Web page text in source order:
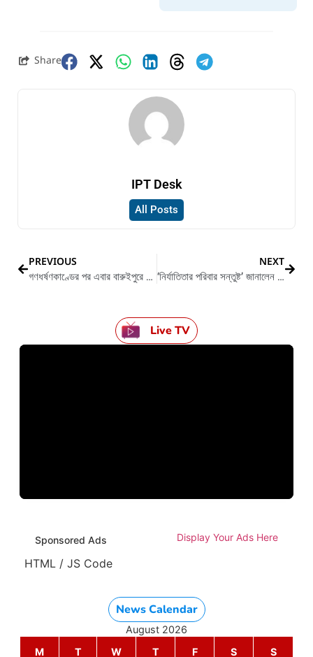
Share
IPT Desk
All Posts
PREVIOUS
গণধর্ষণকাণ্ডের পর এবার বারুইপুরে খুন ১ কিশোর
NEXT
‘নির্যাতিতার পরিবার সন্তুষ্ট’ জানালেন মুখ্যমন্ত্রী, তবে গণপিটুনিতে নিহত নির্দোষের অভিযুক্তদের বিরুদ্ধে নেওয়া হবে কড়া পদক্ষেপ
Live TV
Sponsored Ads Display Your Ads Here
HTML / JS Code
News Calendar
August 2026
M
T W T F S S